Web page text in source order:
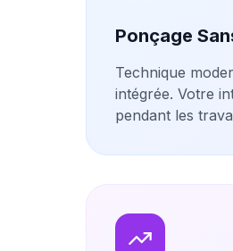
Ponçage
Technique
intégrée. Votre
pendant les